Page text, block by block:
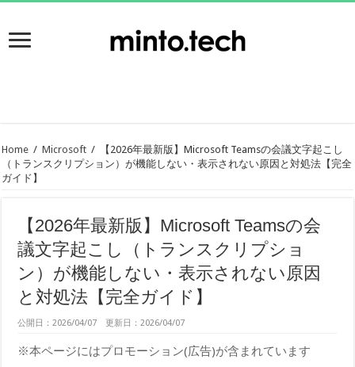
Home / Microsoft /
【2026年最新版】Microsoft Teamsの会議文字起こし
（トランスクリプション）が機能しない・表示されない原因と対処法【完全
ガイド】
【2026年最新版】Microsoft Teamsの会
議文字起こし（トランスクリプショ
ン）が機能しない・表示されない原因
と対処法【完全ガイド】
公開日：2026/04/07 更新日：2026/04/07
※本ページにはプロモーション(広告)が含まれています